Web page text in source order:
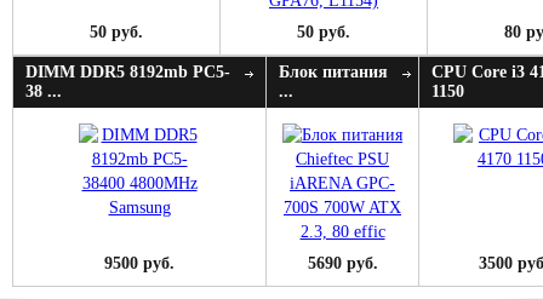
50 руб. 50 руб. 80
DIMM DDR5 8192mb PC5-
38 ...
9500 руб.
Блок питания
...
5690 руб.
CPU Core i3
1150
3500